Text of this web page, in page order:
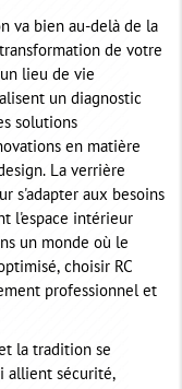
va bien au-delà de la
de votre
lieu de vie
un diagnostic
solutions
en matière
La verrière
s'adapter aux besoins
l'espace intérieur
un monde où le
choisir RC
professionnel et
la tradition se
allient sécurité,